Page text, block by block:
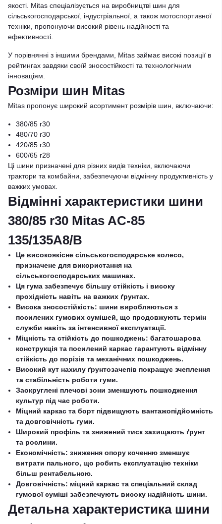
якості. Мitas спеціалізується на виробництві шин для
сільськогосподарської, індустріальної, а також мотоспортивної
техніки, пропонуючи високий рівень надійності та
ефективності.
У порівнянні з іншими брендами, Mitas займає високі позиції в
рейтингах завдяки своїй зносостійкості та технологічним
інноваціям.
Розміри шин Mitas
Mitas пропонує широкий асортимент розмірів шин, включаючи:
380/85 r30
480/70 r30
420/85 r30
600/65 r28
Ці шини призначені для різних видів техніки, включаючи
трактори та комбайни, забезпечуючи відмінну продуктивність у
важких умовах.
Відмінні характеристики шини
380/85 r30 Mitas AC-85
135/135A8/B
Це високоякісне сільськогосподарське колесо,
призначене для використання на
сільськогосподарських машинах.
Ця гума забезпечує більшу стійкість і високу
прохідність навіть на важких ґрунтах.
Висока зносостійкість: шини виробляються з
посилених гумових сумішей, що продовжують термін
служби навіть за інтенсивної експлуатації.
Міцність та стійкість до пошкоджень: багатошарова
конструкція та посилений каркас гарантують відмінну
стійкість до порізів та механічних пошкоджень.
Високий кут нахилу ґрунтозачепів покращує зчеплення
та стабільність роботи гуми.
Заокруглені плечові зони зменшують пошкодження
культур під час роботи.
Міцний каркас та борт підвищують вантажопідйомність
та довговічність гуми.
Широкий профіль та знижений тиск захищають ґрунт
та рослини.
Економічність: зниження опору коченню зменшує
витрати пального, що робить експлуатацію техніки
більш рентабельною.
Довговічність: міцний каркас та спеціальний склад
гумової суміші забезпечують високу надійність шини.
Детальна характеристика шини